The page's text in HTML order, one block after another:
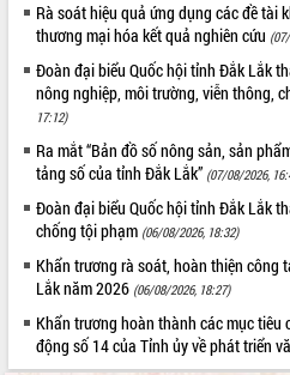
Rà soát hiệu quả ứng dụng các đề tài
thương mại hóa kết quả nghiên cứu
Đoàn đại biểu Quốc hội tỉnh Đắk Lắk
nông nghiệp, môi trường, viễn thông,
17:12)
Ra mắt “Bản đồ số nông sản, sản
tảng số của tỉnh Đắk Lắk” (07/08/2026,
Đoàn đại biểu Quốc hội tỉnh Đắk Lắk
chống tội phạm (06/08/2026, 18:32)
Khẩn trương rà soát, hoàn thiện công
Lắk năm 2026 (06/08/2026, 18:27)
Khẩn trương hoàn thành các mục tiêu
động số 14 của Tỉnh ủy về phát triển